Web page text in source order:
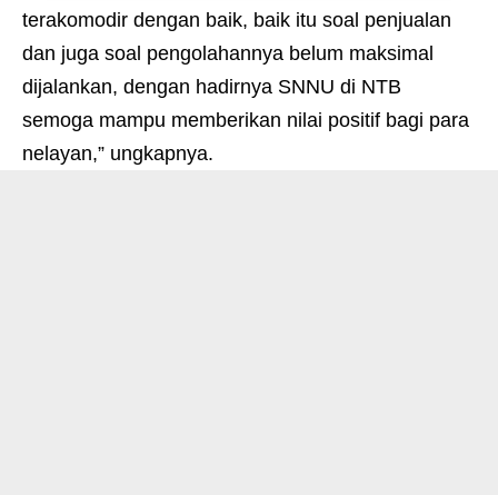
terakomodir dengan baik, baik itu soal penjualan
dan juga soal pengolahannya belum maksimal
dijalankan, dengan hadirnya SNNU di NTB
semoga mampu memberikan nilai positif bagi para
nelayan,” ungkapnya.